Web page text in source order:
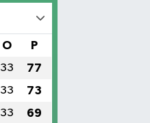
O P
33 77
33 73
33 69